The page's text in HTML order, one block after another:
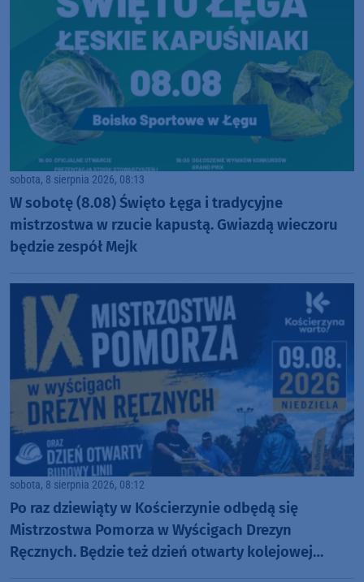
sobota, 8 sierpnia 2026, 08:13
W sobotę (8.08) Święto Łęga i tradycyjne
mistrzostwa w rzucie kapustą. Gwiazdą wieczoru
będzie zespół Mejk
sobota, 8 sierpnia 2026, 08:12
Po raz dziewiąty w Kościerzynie odbędą się
Mistrzostwa Pomorza w Wyścigach Drezyn
Ręcznych. Będzie też dzień otwarty kolejowej